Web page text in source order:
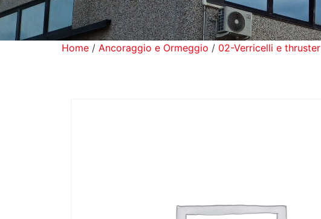
Home / Ancoraggio e Ormeggio / 02-Verricelli e thruster